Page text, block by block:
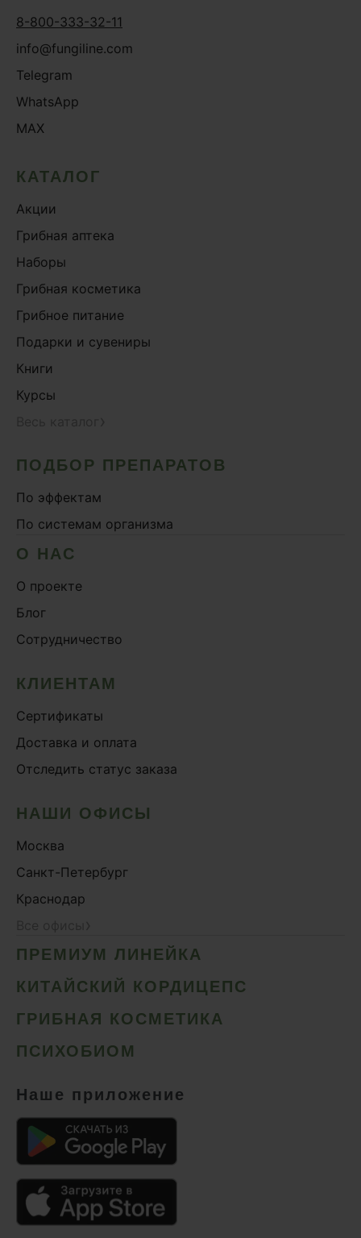
8-800-333-32-11
info@fungiline.com
Telegram
WhatsApp
MAX
КАТАЛОГ
Акции
Грибная аптека
Наборы
Грибная косметика
Грибное питание
Подарки и сувениры
Книги
Курсы
ПОДБОР ПРЕПАРАТОВ
По эффектам
По системам организма
О НАС
О проекте
Блог
Сотрудничество
КЛИЕНТАМ
Сертификаты
Доставка и оплата
Отследить статус заказа
НАШИ ОФИСЫ
Москва
Санкт-Петербург
Краснодар
ПРЕМИУМ ЛИНЕЙКА
КИТАЙСКИЙ КОРДИЦЕПС
ГРИБНАЯ КОСМЕТИКА
ПСИХОБИОМ
Наше приложение